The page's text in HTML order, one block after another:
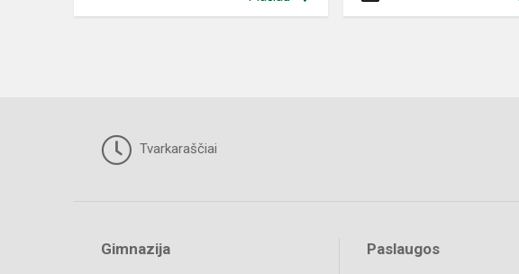
Tvarkaraščiai
Gimnazija Paslaugos